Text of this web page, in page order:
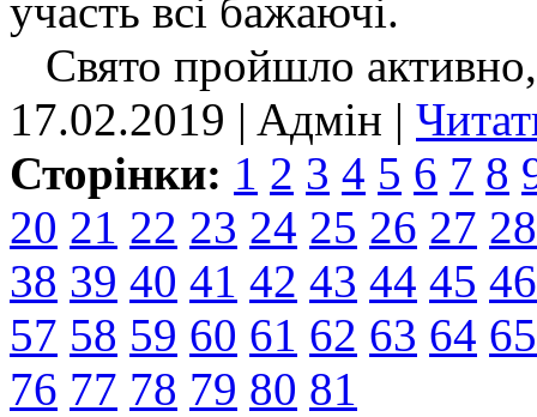
участь всі бажаючі.
Свято пройшло активно,
17.02.2019 | Aдмін |
Сторінки: 1 2 3 4 5 6 7 8
20 21 22 23 24 25 26 27 28
38 39 40 41 42 43 44 45 46
57 58 59 60 61 62 63 64 65
76 77 78 79 80 81